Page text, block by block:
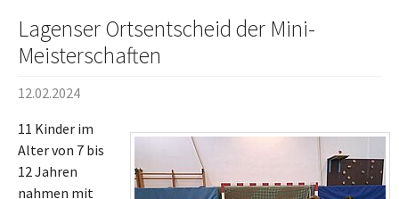
Lagenser Ortsentscheid der Mini-
Meisterschaften
12.02.2024
11 Kinder im
Alter von 7 bis
12 Jahren
nahmen mit